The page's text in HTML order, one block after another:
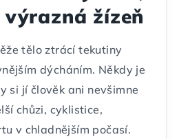
žízeň
tělo ztrácí tekutiny
dýcháním. Někdy je
si jí člověk ani nevšimne
chůzi, cyklistice,
v chladnějším počasí.